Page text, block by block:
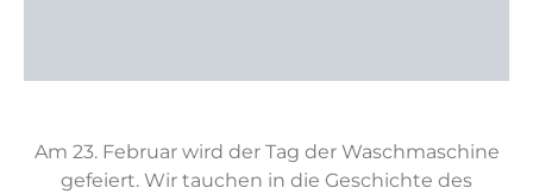
Am 23. Februar wird der Tag der Waschmaschine
gefeiert. Wir tauchen in die Geschichte des